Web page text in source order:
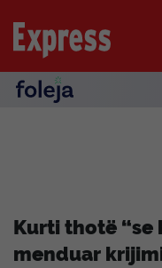
Kurti thotë “se
menduar